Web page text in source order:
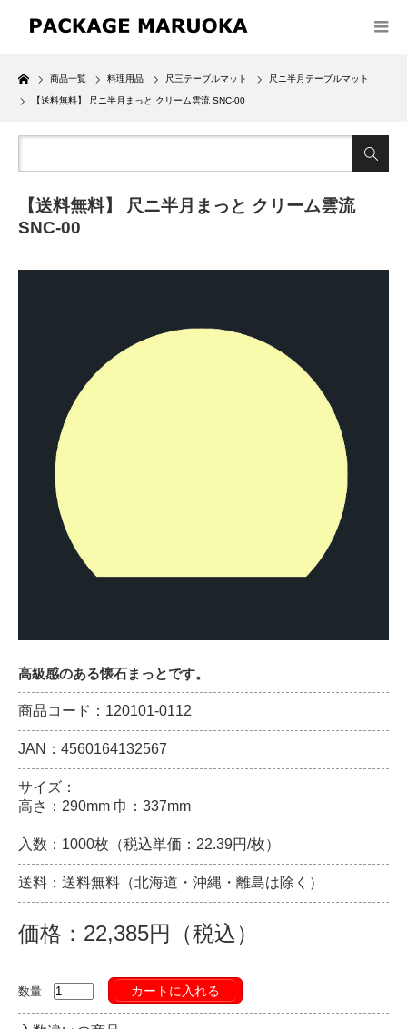
Home
商品一覧 料理用品 尺三テーブルマット 尺ニ半月テーブルマット
【送料無料】 尺ニ半月まっと クリーム雲流 SNC-00
【送料無料】 尺ニ半月まっと クリーム雲流
SNC-00
高級感のある懐石まっとです。
商品コード：120101-0112
JAN：4560164132567
サイズ：
高さ：290mm 巾：337mm
入数：1000枚（税込単価：22.39円/枚）
送料：送料無料（北海道・沖縄・離島は除く）
価格：22,385円（税込）
数量 カートに入れる